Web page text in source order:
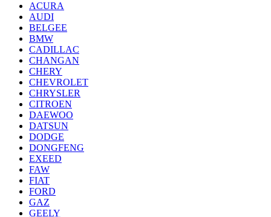
ACURA
AUDI
BELGEE
BMW
CADILLAC
CHANGAN
CHERY
CHEVROLET
CHRYSLER
CITROEN
DAEWOO
DATSUN
DODGE
DONGFENG
EXEED
FAW
FIAT
FORD
GAZ
GEELY